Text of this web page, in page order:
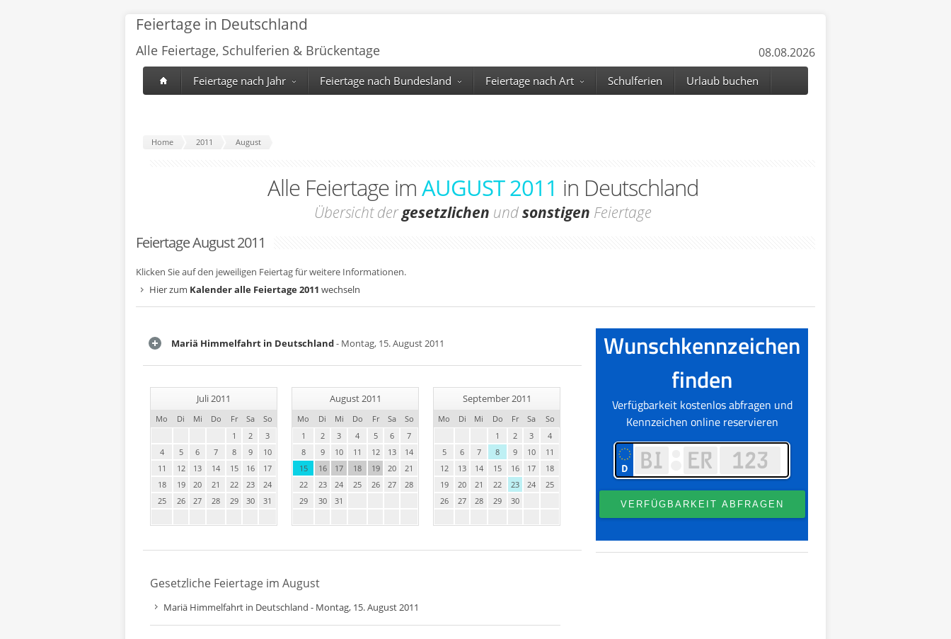
Feiertage in Deutschland
Alle Feiertage, Schulferien & Brückentage 08.08.2026
Feiertage nach Jahr Feiertage nach Bundesland Feiertage nach Art Schulferien Urlaub buchen
Home 2011 August
Alle Feiertage imAUGUST 2011 in Deutschland
Übersicht dergesetzlichen undsonstigen Feiertage
Feiertage August 2011
Klicken Sie auf den jeweiligen Feiertag für weitere Informationen.
Hier zum Kalender alle Feiertage 2011 wechseln
Mariä Himmelfahrt in Deutschland- Montag, 15. August 2011
Juli 2011
Mo Di Mi Do Fr Sa
So
1
2
3
4
5 6 7 8 9
10
11
12 13 14 15 16
17
18
19 20 21 22 23
24
25
26 27 28 29 30 31
August 2011
Mo Di Mi Do Fr Sa
So
1
2 3 4 5 6
7
8
9 10 11 12 13
14
15
16 17 18 19 20
21
22
23 24 25 26 27
28
29
30 31
September 2011
Mo Di Mi Do Fr Sa
So
1
2 3
4
5
6 7 8 9 10
11
12
13 14 15 16 17
18
19
20 21 22 23 24
25
26
27 28 29 30
Gesetzliche Feiertage im August
Mariä Himmelfahrt in Deutschland - Montag, 15. August 2011